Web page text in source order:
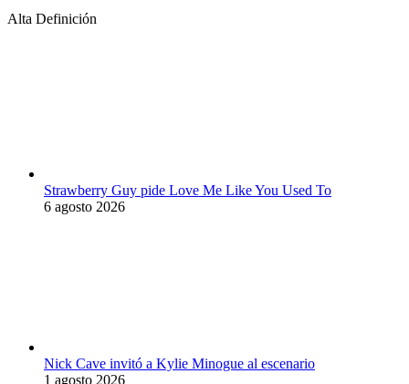
Alta Definición
Strawberry Guy pide Love Me Like You Used To
6 agosto 2026
Nick Cave invitó a Kylie Minogue al escenario
1 agosto 2026